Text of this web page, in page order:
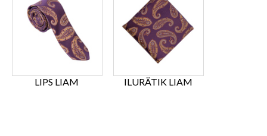
LIPS LIAM ILURÄTIK LIAM